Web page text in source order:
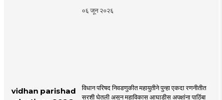
०६ जून २०२६
vidhan parishad
विधान परिषद निवडणुकीत महायुतीने पुन्हा एकदा रणनीतीत
सरशी घेतली असून महाविकास आघाडीस अपक्षांना पाठिंबा